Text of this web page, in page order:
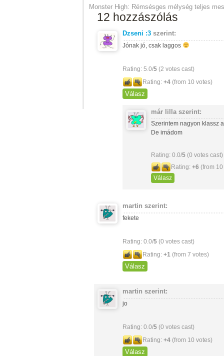
Monster High: Rémsésges mélység teljes
12 hozzászólás
Dzseni :3 szerint:
Jónak jó, csak laggos
Rating: 5.0/5 (2 votes cast)
Rating: +4 (from 10 votes)
Válasz
már lilla szerint:
Szerintem nagyon klassz
De imádom
Rating: 0.0/5 (0 votes cast)
Rating: +6 (from
Válasz
martin szerint:
fekete
Rating: 0.0/5 (0 votes cast)
Rating: +1 (from 7 votes)
Válasz
martin szerint:
jo
Rating: 0.0/5 (0 votes cast)
Rating: +4 (from 10 votes)
Válasz